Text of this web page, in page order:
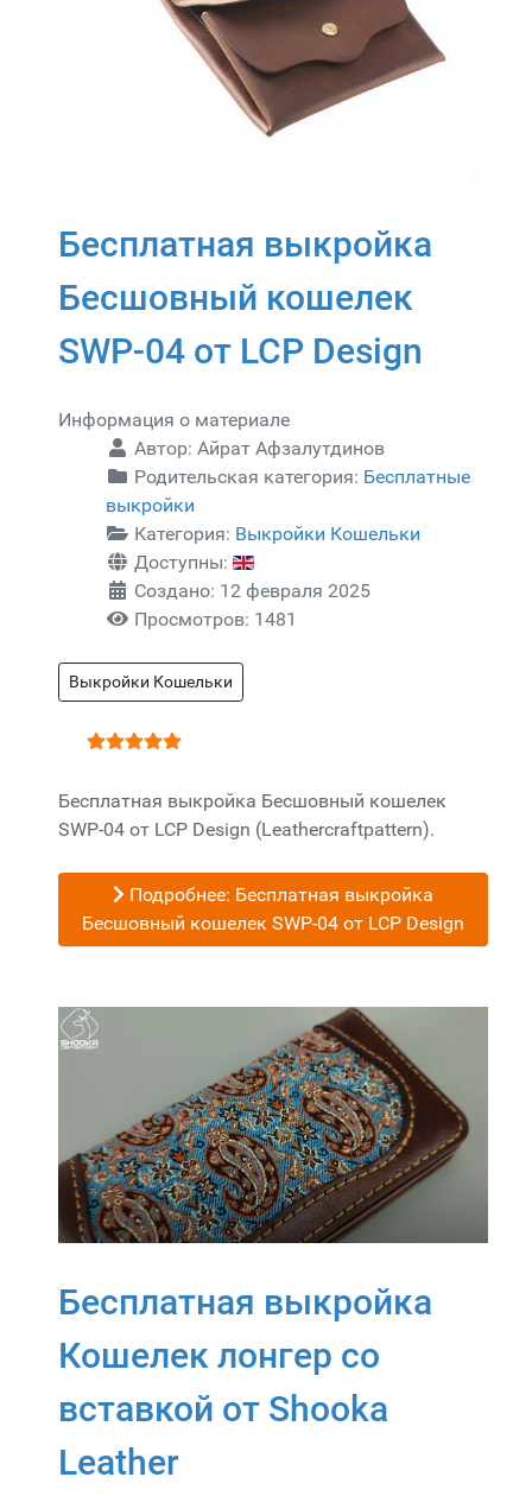
Бесплатная выкройка
Бесшовный кошелек
SWP-04 от LCP Design
Информация о материале
Автор: Айрат Афзалутдинов
Родительская категория: Бесплатные
выкройки
Категория: Выкройки Кошельки
Доступны:
Создано: 12 февраля 2025
Просмотров: 1481
Выкройки Кошельки
Бесплатная выкройка Бесшовный кошелек
SWP-04 от LCP Design (Leathercraftpattern).
Подробнее: Бесплатная выкройка
Бесшовный кошелек SWP-04 от LCP Design
Бесплатная выкройка
Кошелек лонгер со
вставкой от Shooka
Leather